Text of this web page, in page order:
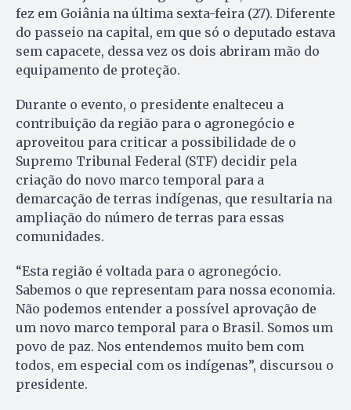
fez em Goiânia na última sexta-feira (27). Diferente
do passeio na capital, em que só o deputado estava
sem capacete, dessa vez os dois abriram mão do
equipamento de proteção.
Durante o evento, o presidente enalteceu a
contribuição da região para o agronegócio e
aproveitou para criticar a possibilidade de o
Supremo Tribunal Federal (STF) decidir pela
criação do novo marco temporal para a
demarcação de terras indígenas, que resultaria na
ampliação do número de terras para essas
comunidades.
“Esta região é voltada para o agronegócio.
Sabemos o que representam para nossa economia.
Não podemos entender a possível aprovação de
um novo marco temporal para o Brasil. Somos um
povo de paz. Nos entendemos muito bem com
todos, em especial com os indígenas”, discursou o
presidente.